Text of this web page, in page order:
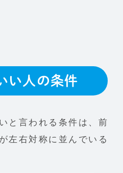
い人の条件
と言われる条件は、前
左右対称に並んでいる